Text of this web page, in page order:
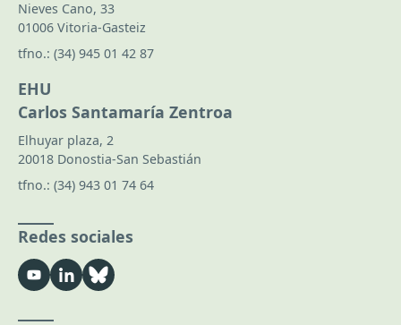
Nieves Cano, 33
01006 Vitoria-Gasteiz
tfno.: (34) 945 01 42 87
EHU
Carlos Santamaría Zentroa
Elhuyar plaza, 2
20018 Donostia-San Sebastián
tfno.: (34) 943 01 74 64
Redes sociales